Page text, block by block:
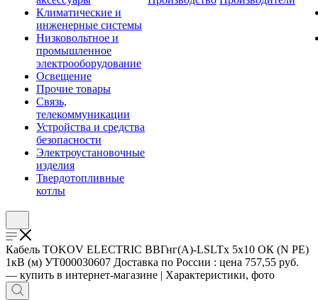
Климатические и
инженерные системы
Низковольтное и
промышленное
электрооборудование
Освещение
Прочие товары
Связь,
телекоммуникации
Устройства и средства
безопасности
Электроустановочные
изделия
Твердотопливные
котлы
Кабель TOKOV ELECTRIC ВВГнг(А)-LSLTx 5х10 ОК (N PE)
1кВ (м) УТ000030607 Доставка по России : цена 757,55 руб.
— купить в интернет-магазине | Характеристики, фото